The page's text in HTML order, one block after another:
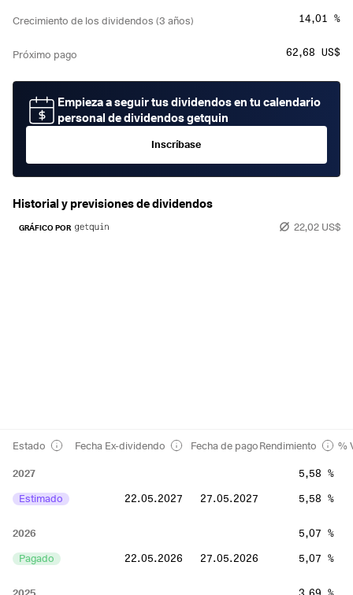
Crecimiento de los dividendos (3 años) 14,01 %
Próximo pago 62,68 US$
Empieza a seguir tus dividendos en tu calendario
personal de dividendos getquin
Inscríbase
Historial y previsiones de dividendos
22,02 US$
GRÁFICO POR
Estado Fecha Ex-dividendo Fecha de pagoRendimiento %
2027
5,58 %
Estimado
22.05.2027 27.05.2027 5,58 %
2026
5,07 %
Pagado
22.05.2026 27.05.2026 5,07 %